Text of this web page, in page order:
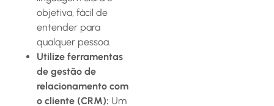
objetiva, fácil de
entender para
qualquer pessoa.
Utilize ferramentas
de gestão de
relacionamento com
o cliente (CRM): Um